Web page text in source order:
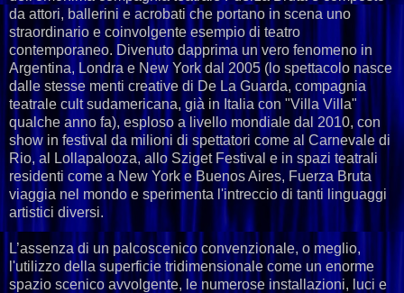
da attori, ballerini e acrobati che portano in scena uno
straordinario e coinvolgente esempio di teatro
contemporaneo. Divenuto dapprima un vero fenomeno in
Argentina, Londra e New York dal 2005 (lo spettacolo nasce
dalle stesse menti creative di De La Guarda, compagnia
teatrale cult sudamericana, già in Italia con "Villa Villa"
qualche anno fa), esploso a livello mondiale dal 2010, con
show in festival da milioni di spettatori come al Carnevale di
Rio, al Lollapalooza, allo Sziget Festival e in spazi teatrali
residenti come a New York e Buenos Aires, Fuerza Bruta
viaggia nel mondo e sperimenta l'intreccio di tanti linguaggi
artistici diversi.
L’assenza di un palcoscenico convenzionale, o meglio,
l'utilizzo della superficie tridimensionale come un enorme
spazio scenico avvolgente, le numerose installazioni, luci e